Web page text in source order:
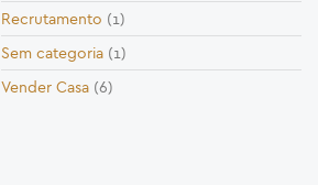
Recrutamento (1)
Sem categoria (1)
Vender Casa (6)